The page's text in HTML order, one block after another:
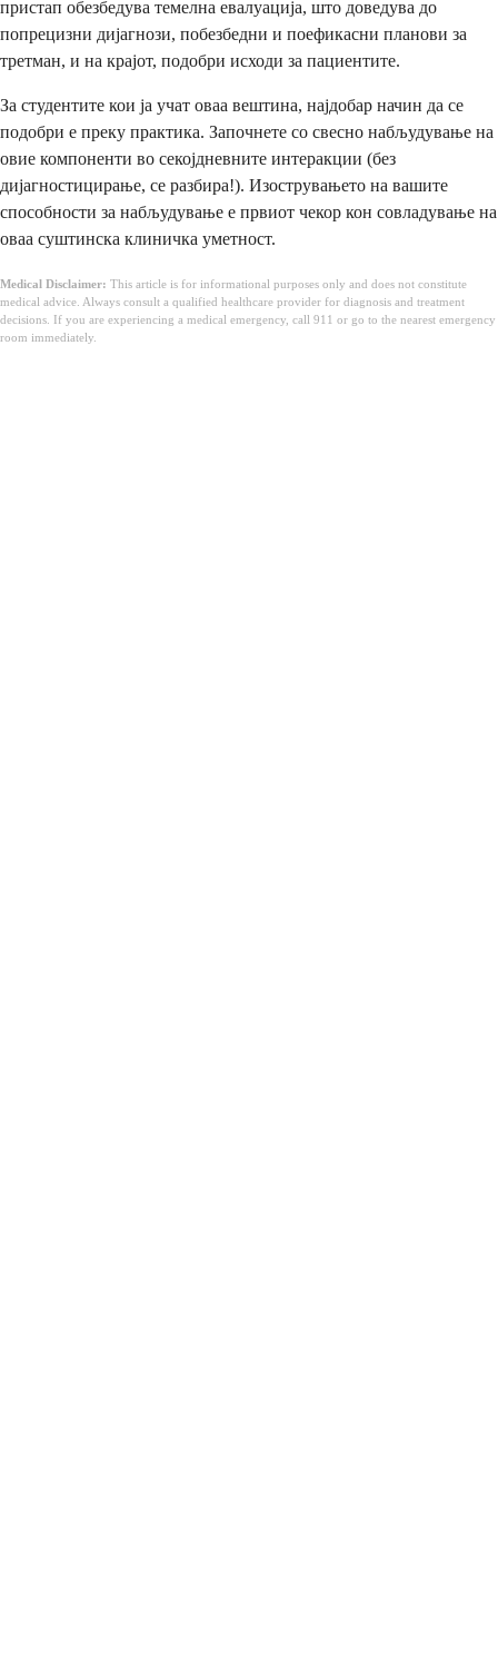
пристап обезбедува темелна евалуација, што доведува до
попрецизни дијагнози, побезбедни и поефикасни планови за
третман, и на крајот, подобри исходи за пациентите.
За студентите кои ја учат оваа вештина, најдобар начин да се
подобри е преку практика. Започнете со свесно набљудување на
овие компоненти во секојдневните интеракции (без
дијагностицирање, се разбира!). Изострувањето на вашите
способности за набљудување е првиот чекор кон совладување на
оваа суштинска клиничка уметност.
Medical Disclaimer: This article is for informational purposes only and does not constitute
medical advice. Always consult a qualified healthcare provider for diagnosis and treatment
decisions. If you are experiencing a medical emergency, call 911 or go to the nearest emergency
room immediately.